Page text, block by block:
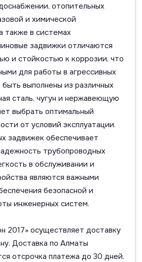
отопительных
и химической
также в системах
задвижки отличаются
и стойкостью к коррозии, что
для работы в агрессивных
выполнены из различных
сталь, чугун и нержавеющую
выбрать оптимальный
от условий эксплуатации.
задвижек обеспечивает
трубопроводных
в обслуживании и
являются важными
безопасной и
инженерных систем.
2017» осуществляет доставку
Доставка по Алматы
отсрочка платежа до 30 дней.